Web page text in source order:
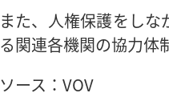
また、人権保護をし
る関連各機関の協力体
ソース：VOV